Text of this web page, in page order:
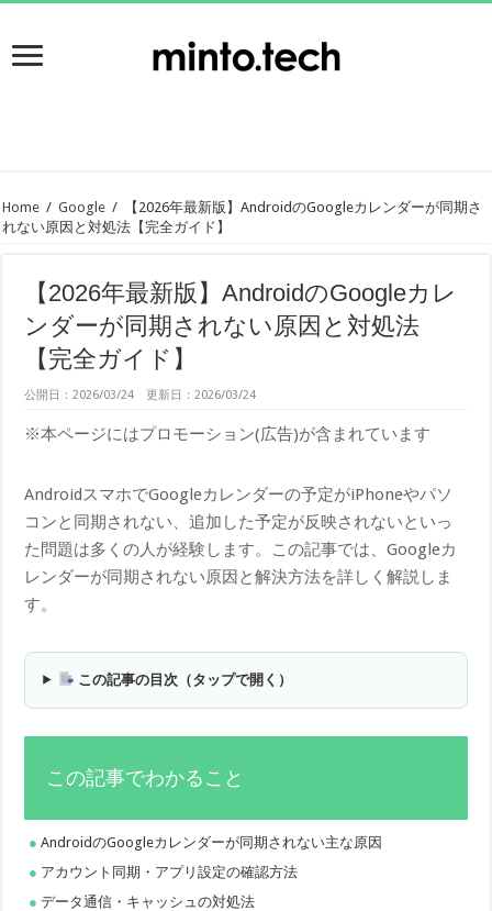
Home / Google /
【2026年最新版】AndroidのGoogleカレンダーが同期さ
れない原因と対処法【完全ガイド】
【2026年最新版】AndroidのGoogleカレ
ンダーが同期されない原因と対処法
【完全ガイド】
公開日：2026/03/24 更新日：2026/03/24
※本ページにはプロモーション(広告)が含まれています
AndroidスマホでGoogleカレンダーの予定がiPhoneやパソ
コンと同期されない、追加した予定が反映されないといっ
た問題は多くの人が経験します。この記事では、Googleカ
レンダーが同期されない原因と解決方法を詳しく解説しま
す。
この記事の目次（タップで開く）
この記事でわかること
AndroidのGoogleカレンダーが同期されない主な原因
アカウント同期・アプリ設定の確認方法
データ通信・キャッシュの対処法